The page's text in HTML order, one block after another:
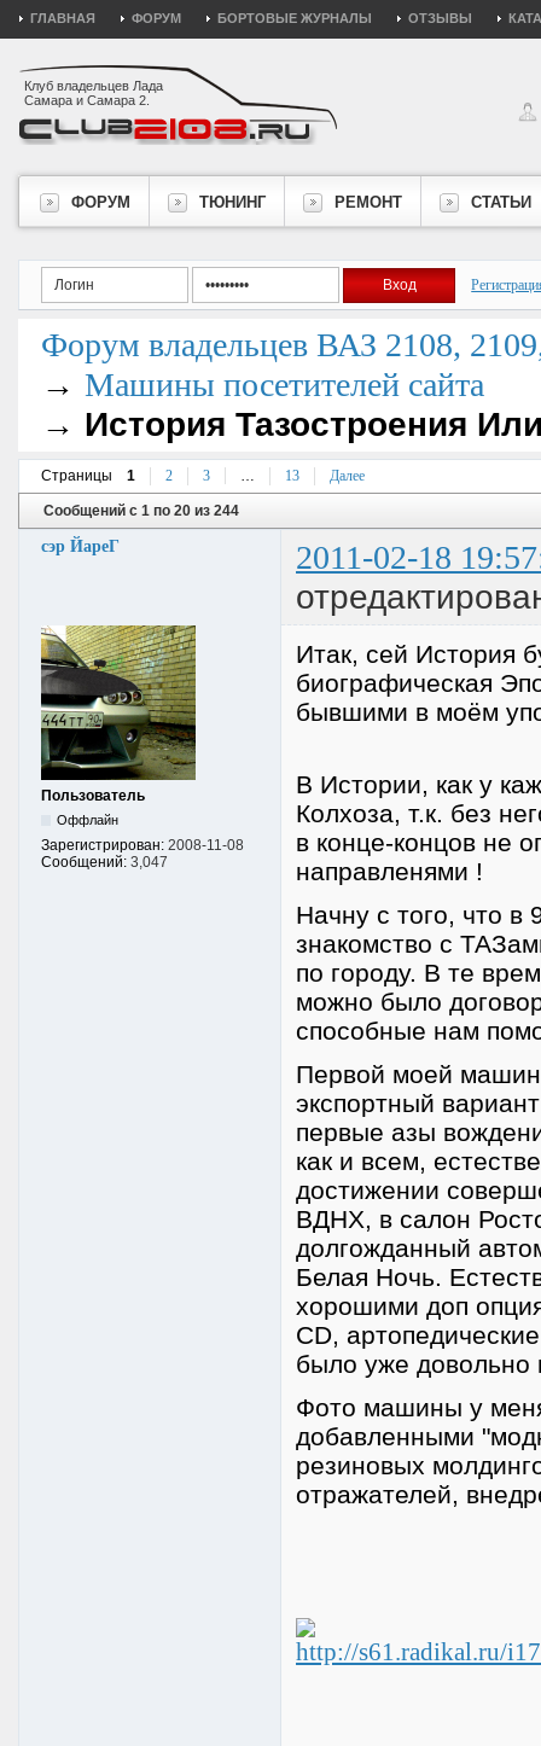
ГЛАВНАЯ ФОРУМ БОРТОВЫЕ ЖУРНАЛЫ ОТЗЫВЫ
Клуб владельцев Лада
Самара и Самара 2.
ФОРУМ ТЮНИНГ РЕМОНТ СТАТЬИ
Форум владельцев ВАЗ 2108,
→ Машины посетителей сайта
→ История Тазостроения
Страницы 1 2 3 … 13 Далее
Сообщений с 1 по 20 из 244
сэр ЙареГ 2011-02-18
Пользователь
Оффлайн
Зарегистрирован: 2008-11-08
Сообщений: 3,047
Итак, сей История
биографическая
бывшими в моём
В Истории, как у
Колхоза, т.к. без
в конце-концов не
направленями !
Начну с того, что
знакомство с
по городу. В те
можно было
способные нам
Первой моей
экспортный
первые азы
как и всем,
достижении
ВДНХ, в салон
долгожданный
Белая Ночь.
хорошими доп
CD,
было уже довольно
Фото машины у
добавленными
резиновых
отражателей,